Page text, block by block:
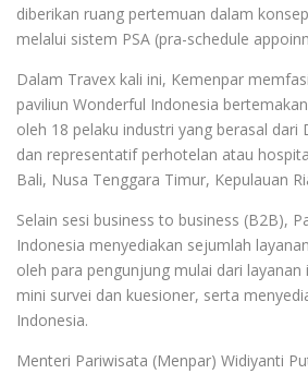
diberikan ruang pertemuan dalam
melalui sistem PSA (pra-schedule
Dalam Travex kali ini, Kemenpar
paviliun Wonderful Indonesia
oleh 18 pelaku industri yang berasal dari
dan representatif perhotelan atau
Bali, Nusa Tenggara Timur, Kepulauan
Selain sesi business to business (B2B),
Indonesia menyediakan sejumlah
oleh para pengunjung mulai dari
mini survei dan kuesioner, serta
Indonesia.
Menteri Pariwisata (Menpar) Widiyanti